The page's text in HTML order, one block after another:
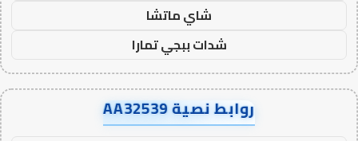
شاي ماتشا
شدات ببجي تمارا
روابط نصية AA32539